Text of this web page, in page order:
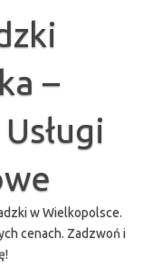
–
w Wielkopolsce.
cenach. Zadzwoń i